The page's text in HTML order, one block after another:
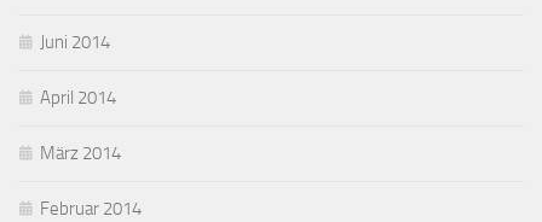
Juni 2014
April 2014
März 2014
Februar 2014